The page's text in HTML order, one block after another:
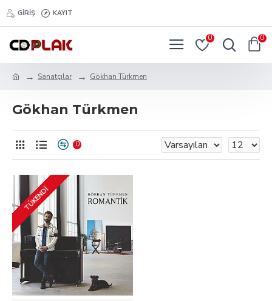
GIRIŞ KAYIT
0 0
Sanatçılar Gökhan Türkmen
Gökhan Türkmen
0
TÜKENDI